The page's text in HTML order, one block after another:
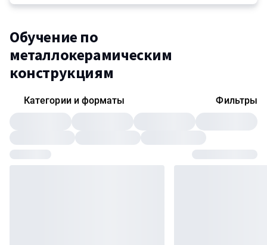
Обучение по
металлокерамическим
конструкциям
Категории и форматы Фильтры